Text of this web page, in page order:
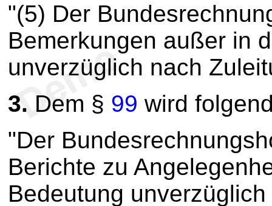
"(5) Der
Bemerkungen außer in
unverzüglich nach
3. Dem § 99 wird
"Der
Berichte zu
Bedeutung